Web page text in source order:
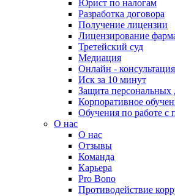
Юрист по налогам
Разработка договора
Получение лицензии
Лицензирование
Третейский суд
Медиация
Онлайн - консультация
Иск за 10 минут
Защита персональных
Корпоративное
Обучения по работе с
О нас
О нас
Отзывы
Команда
Карьера
Pro Bono
Противодействие